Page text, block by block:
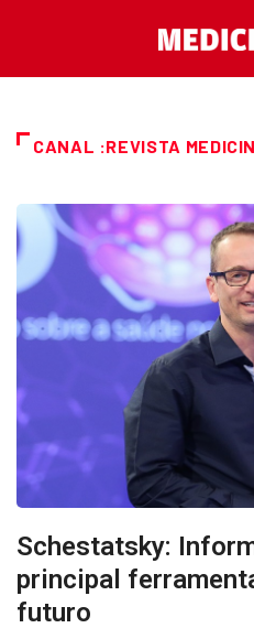
CANAL :REVISTA
Schestatsky:
principal
futuro